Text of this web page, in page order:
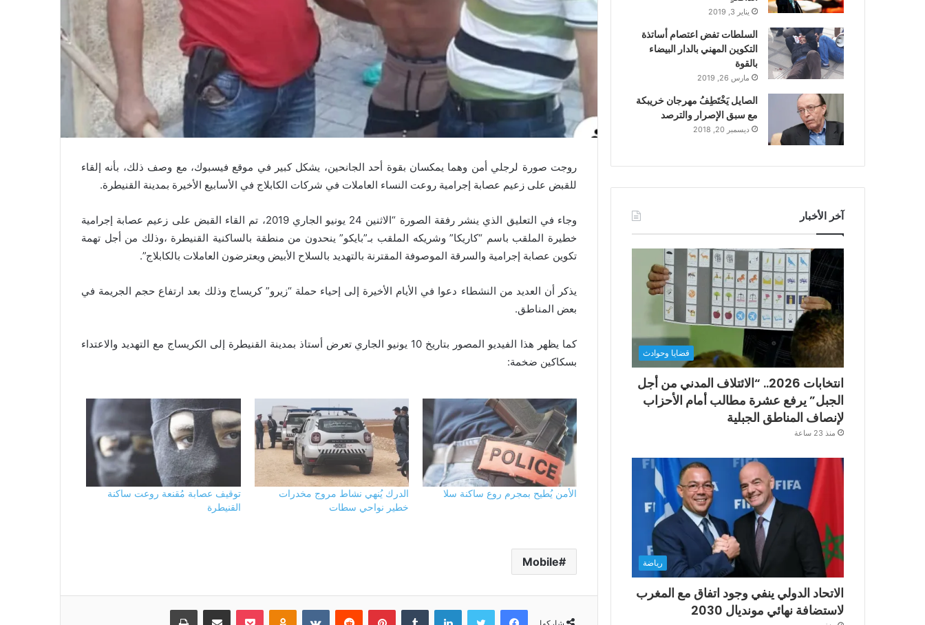
روجت صورة لرجلي أمن وهما يمكسان بقوة أحد الجانحين، يشكل كبير في موقع فيسبوك، مع وصف ذلك، بأنه إلقاء
للقبض على زعيم عصابة إجرامية روعت النساء العاملات في شركات الكابلاج في الأسابيع الأخيرة بمدينة القنيطرة.
وجاء في التعليق الذي ينشر رفقة الصورة “
الاثنين 24 يونيو الجاري 2019، تم القاء القبض على زعيم عصابة إجرامية
خطيرة الملقب باسم “كاريكا” وشريكه الملقب بـ”بايكو” ينحدون من منطقة بالساكنية القنيطرة ،وذلك من أجل تهمة
تكوين عصابة إجرامية والسرقة الموصوفة المقترنة بالتهديد بالسلاح الأبيض ويعترضون العاملات بالكابلاج”.
يذكر أن العديد من النشطاء دعوا في الأيام الأخيرة إلى إحياء حملة “زيرو” كريساج وذلك بعد ارتفاع حجم الجريمة في
بعض المناطق.
كما يظهر هذا الفيديو المصور بتاريخ 10 يونيو الجاري تعرض أستاذ بمدينة القنيطرة إلى الكريساج مع التهديد والاعتداء
بسكاكين ضخمة:
الأمن يُطيح بمجرم روع ساكنة سلا
الدرك يُنهي نشاط مروج مخدرات
خطير نواحي سطات
توقيف عصابة مُقنعة روعت ساكنة
القنيطرة
Mobile
فيسبوك تويتر لينكدإن بينتيريست Odnoklassniki
بوكيت مشاركة عبر البريد طباعة
يناير 3, 2019
السلطات تفض اعتصام أساتذة
التكوين المهني بالدار البيضاء
بالقوة
مارس 26, 2019
الصايل يَخْتَطِفُ مهرجان خريبكة
مع سبق الإصرار والترصد
ديسمبر 20, 2018
آخر الأخبار
قضايا وحوادث
انتخابات 2026.. “الائتلاف المدني من أجل
الجبل” يرفع عشرة مطالب أمام الأحزاب
لإنصاف المناطق الجبلية
منذ 23 ساعة
رياضة
الاتحاد الدولي ينفي وجود اتفاق مع المغرب
لاستضافة نهائي مونديال 2030